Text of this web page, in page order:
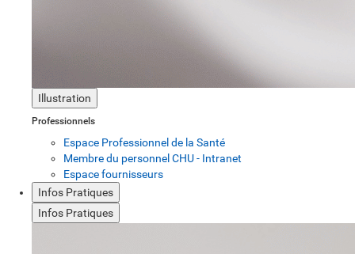
Illustration
Professionnels
Espace Professionnel de la Santé
Membre du personnel CHU - Intranet
Espace fournisseurs
Infos Pratiques
Infos Pratiques